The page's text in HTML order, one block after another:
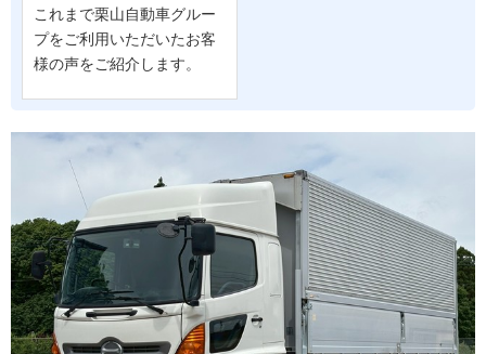
これまで栗山自動車グルー
プをご利用いただいたお客
様の声をご紹介します。